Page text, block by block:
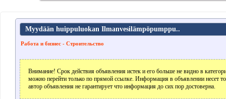
Myydään huippuluokan Ilmanvesilämpöpumppu..
Работа и бизнес - Строительство
Внимание! Срок действия объявления истек и его больше не видно в
можно перейти только по прямой ссылке. Информация в объявлении несет
автор объявления не гарантирует что информация до сих пор достоверна.